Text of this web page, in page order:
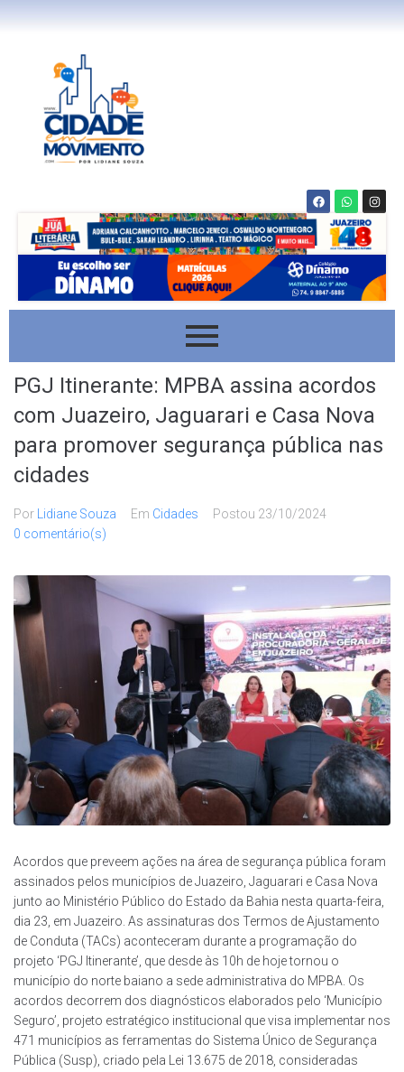
PGJ Itinerante: MPBA assina acordos
com Juazeiro, Jaguarari e Casa Nova
para promover segurança pública nas
cidades
Por Lidiane Souza Em Cidades Postou 23/10/2024
0 comentário(s)
Acordos que preveem ações na área de segurança pública foram
assinados pelos municípios de Juazeiro, Jaguarari e Casa Nova
junto ao Ministério Público do Estado da Bahia nesta quarta-feira,
dia 23, em Juazeiro. As assinaturas dos Termos de Ajustamento
de Conduta (TACs) aconteceram durante a programação do
projeto ‘PGJ Itinerante’, que desde às 10h de hoje tornou o
município do norte baiano a sede administrativa do MPBA. Os
acordos decorrem dos diagnósticos elaborados pelo ‘Município
Seguro’, projeto estratégico institucional que visa implementar nos
471 municípios as ferramentas do Sistema Único de Segurança
Pública (Susp), criado pela Lei 13.675 de 2018, consideradas